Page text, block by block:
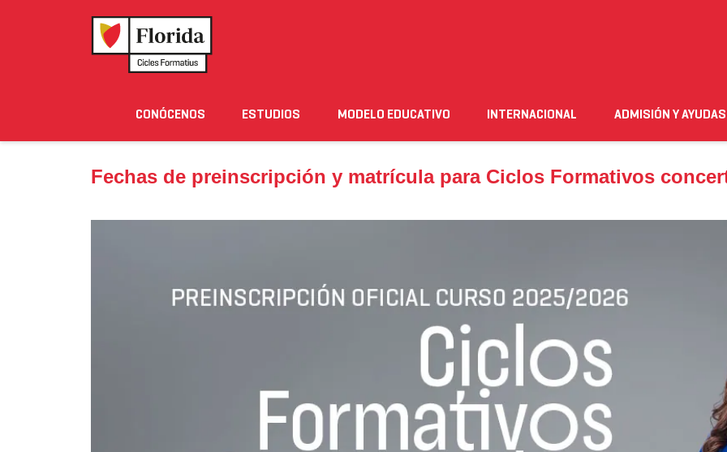
Noticias Eventos Blog Solicita Información Empleo Estudiante Futuro alumnado Necesito
CONÓCENOS ESTUDIOS MODELO EDUCATIVO INTERNACIONAL ADMISIÓN Y AYUDAS
Fechas de preinscripción y matrícula para Ciclos Formativos